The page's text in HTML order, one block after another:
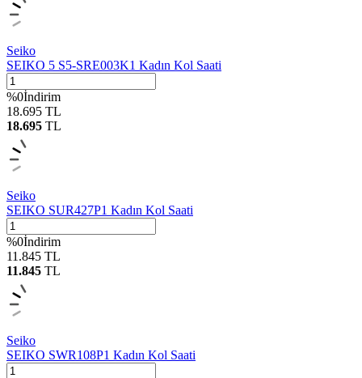
Seiko
SEIKO 5 S5-SRE003K1 Kadın Kol Saati
%0İndirim
18.695 TL
18.695 TL
Seiko
SEIKO SUR427P1 Kadın Kol Saati
%0İndirim
11.845 TL
11.845 TL
Seiko
SEIKO SWR108P1 Kadın Kol Saati